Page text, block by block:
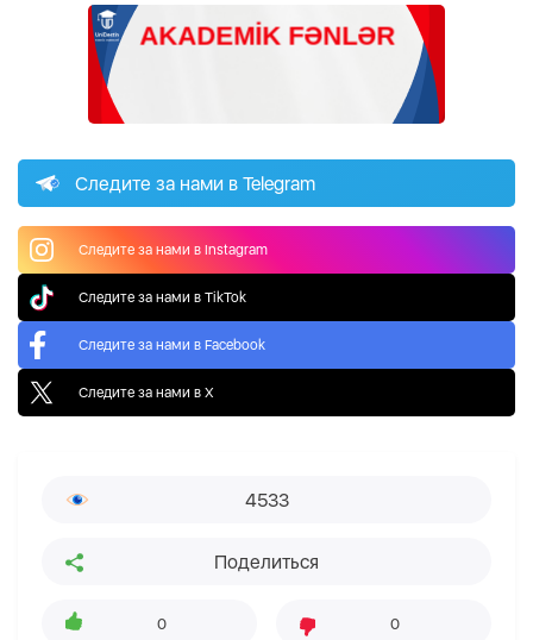
Следите за нами в Telegram
Следите за нами в Instagram
Следите за нами в TikTok
Следите за нами в Facebook
Следите за нами в X
4533
Поделиться
0 0